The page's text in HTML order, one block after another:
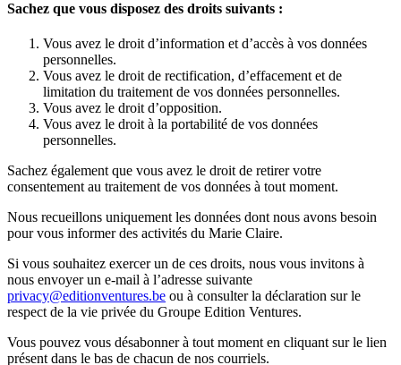
Sachez que vous disposez des droits suivants :
Vous avez le droit d’information et d’accès à vos données
personnelles.
Vous avez le droit de rectification, d’effacement et de
limitation du traitement de vos données personnelles.
Vous avez le droit d’opposition.
Vous avez le droit à la portabilité de vos données
personnelles.
Sachez également que vous avez le droit de retirer votre
consentement au traitement de vos données à tout moment.
Nous recueillons uniquement les données dont nous avons besoin
pour vous informer des activités du Marie Claire.
Si vous souhaitez exercer un de ces droits, nous vous invitons à
nous envoyer un e-mail à l’adresse suivante
privacy@editionventures.be ou à consulter la déclaration sur le
respect de la vie privée du Groupe Edition Ventures.
Vous pouvez vous désabonner à tout moment en cliquant sur le lien
présent dans le bas de chacun de nos courriels.